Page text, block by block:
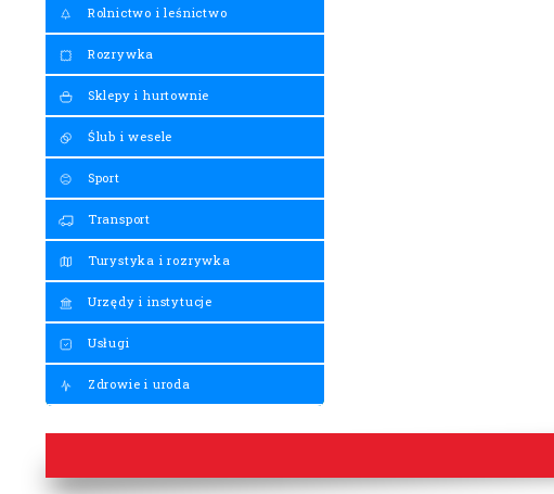
Rolnictwo i leśnictwo
Rozrywka
Sklepy i hurtownie
Ślub i wesele
Sport
Transport
Turystyka i rozrywka
Urzędy i instytucje
Usługi
Zdrowie i uroda